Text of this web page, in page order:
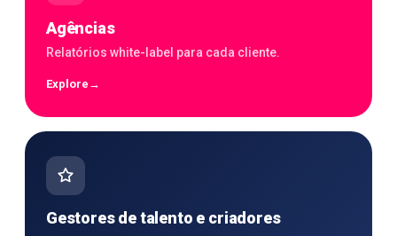
Agências
Relatórios white-label para cada cliente.
Explore →
Gestores de talento e criadores